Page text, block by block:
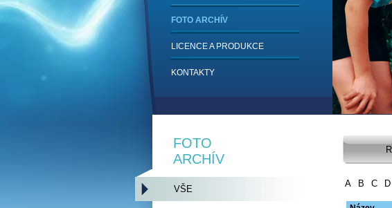
FOTO ARCHÍV
LICENCE A PRODUKCE
KONTAKTY
A B C D
FOTO
ARCHÍV
VŠE